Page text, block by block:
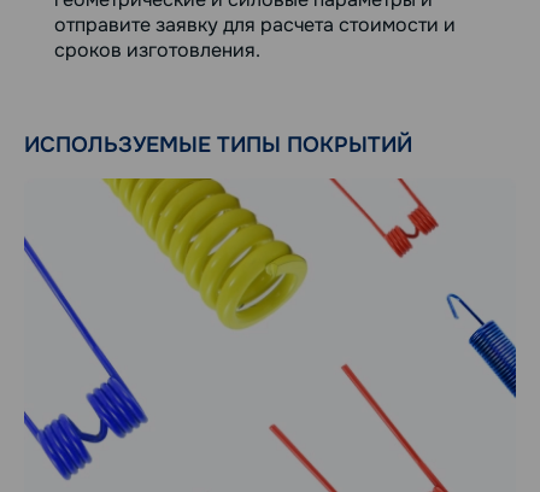
отправите заявку для расчета стоимости и
сроков изготовления.
ИСПОЛЬЗУЕМЫЕ ТИПЫ ПОКРЫТИЙ